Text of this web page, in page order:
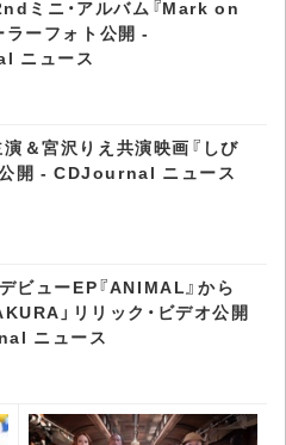
ミニ・アルバム『Mark on
ラーフォト公開 -
ニュース
＆宮沢りえ共演映画『しび
公開 - CDJournal ニュース
ビューEP『ANIMAL』から
」リリック・ビデオ公開
ニュース